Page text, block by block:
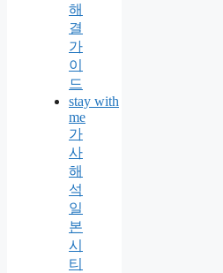
해
결
가
이
드
stay with
me
가
사
해
석
일
본
시
티